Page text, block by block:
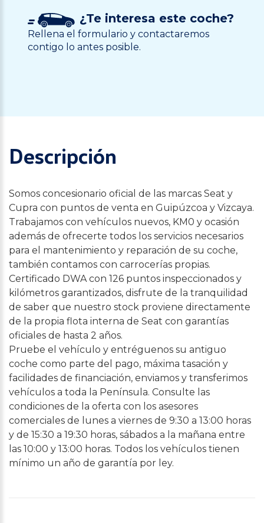
¿Te interesa este coche?
Rellena el formulario y contactaremos
contigo lo antes posible.
Descripción
Somos concesionario oficial de las marcas Seat y
Cupra con puntos de venta en Guipúzcoa y Vizcaya.
Trabajamos con vehículos nuevos, KM0 y ocasión
además de ofrecerte todos los servicios necesarios
para el mantenimiento y reparación de su coche,
también contamos con carrocerías propias.
Certificado DWA con 126 puntos inspeccionados y
kilómetros garantizados, disfrute de la tranquilidad
de saber que nuestro stock proviene directamente
de la propia flota interna de Seat con garantías
oficiales de hasta 2 años.
Pruebe el vehículo y entréguenos su antiguo
coche como parte del pago, máxima tasación y
facilidades de financiación, enviamos y transferimos
vehículos a toda la Península. Consulte las
condiciones de la oferta con los asesores
comerciales de lunes a viernes de 9:30 a 13:00 horas
y de 15:30 a 19:30 horas, sábados a la mañana entre
las 10:00 y 13:00 horas. Todos los vehículos tienen
mínimo un año de garantía por ley.